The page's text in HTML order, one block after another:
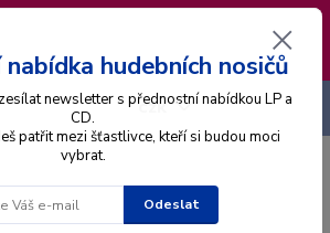
čerpám dovolenou. Datum
se posouvá na pátek
14.8.2026 🐋
CZK
hudebních nosičů
newsletter s přednostní nabídkou LP a
CD.
patřit mezi šťastlivce, kteří si budou moci
vybrat.
Odeslat